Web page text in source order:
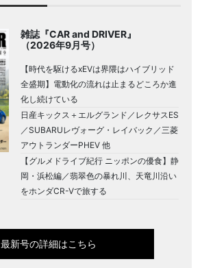
雑誌『CAR and DRIVER』
（2026年9月号）
【時代を駆けるxEVは界隈はハイブリッド
全盛期】電動化の流れは止まるどころか進
化し続けている
日産キックス＋エルグランド／レクサスES
／SUBARUレヴォーグ・レイバック／三菱
アウトランダーPHEV 他
【グルメドライブ紀行 ニッポンの優食】静
岡・浜松編／翡翠色の暴れ川、天竜川沿い
をホンダCR-Vで旅する
最新号の詳細はこちら